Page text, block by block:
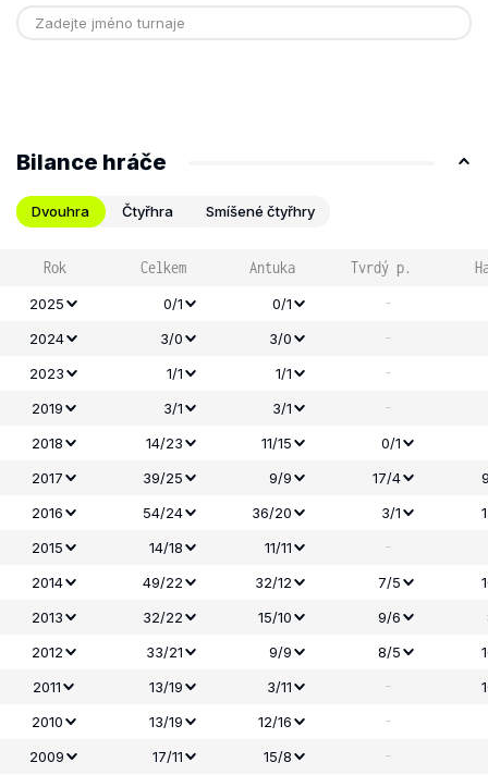
Bilance hráče
Dvouhra Čtyřhra Smíšené čtyřhry
Rok Celkem Antuka Tvrdý p.
2025 0/1 0/1 -
2024 3/0 3/0 -
2023 1/1 1/1 -
2019 3/1 3/1 -
2018 14/23 11/15 0/1
2017
39/25 9/9 17/4
2016
54/24 36/20 3/1
2015
14/18 11/11 -
2014
49/22 32/12 7/5
2013
32/22 15/10 9/6
2012
33/21 9/9 8/5
2011
13/19 3/11 -
2010
13/19 12/16 -
2009 17/11 15/8 -